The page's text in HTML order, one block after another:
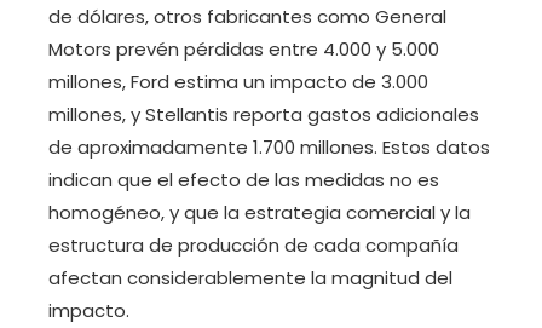
de dólares, otros fabricantes como General
Motors prevén pérdidas entre 4.000 y 5.000
millones, Ford estima un impacto de 3.000
millones, y Stellantis reporta gastos adicionales
de aproximadamente 1.700 millones. Estos datos
indican que el efecto de las medidas no es
homogéneo, y que la estrategia comercial y la
estructura de producción de cada compañía
afectan considerablemente la magnitud del
impacto.